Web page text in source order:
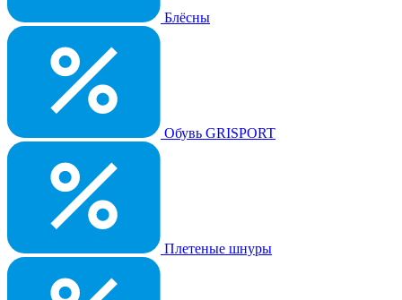
Блёсны
Обувь GRISPORT
Плетеные шнуры